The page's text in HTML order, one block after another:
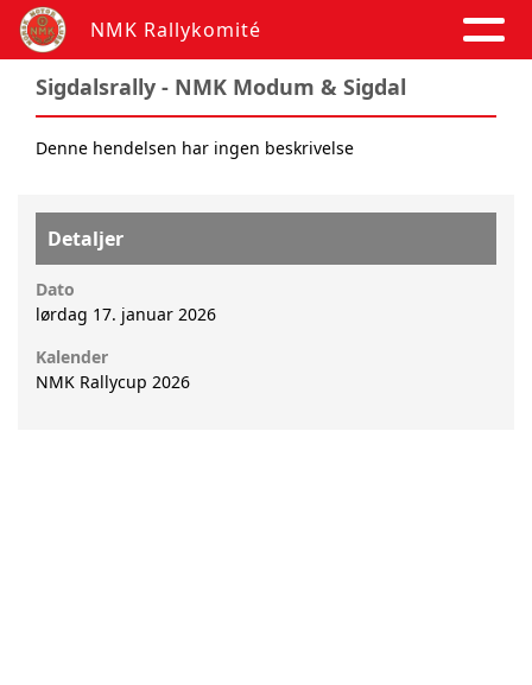
NMK Rallykomité
Sigdalsrally - NMK Modum & Sigdal
Denne hendelsen har ingen beskrivelse
Detaljer
Dato
lørdag 17. januar 2026
Kalender
NMK Rallycup 2026